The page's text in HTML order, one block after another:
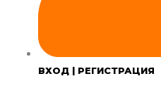
ВХОД | РЕГИСТРАЦИЯ